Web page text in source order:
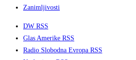
Zanimljivosti
DW RSS
Glas Amerike RSS
Radio Slobodna Evropa RSS